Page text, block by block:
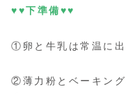
♥♥下準備♥♥
①卵と牛乳は常温に出
②薄力粉とベーキン